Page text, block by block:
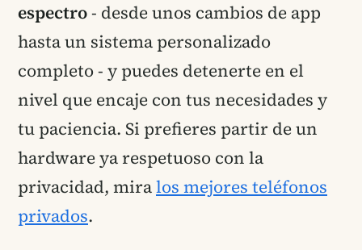
espectro- desde unos cambios de app
hasta un sistema personalizado
completo - y puedes detenerte en el
nivel que encaje con tus necesidades y
tu paciencia. Si prefieres partir de un
hardware ya respetuoso con la
privacidad, miralos mejores teléfonos
privados.